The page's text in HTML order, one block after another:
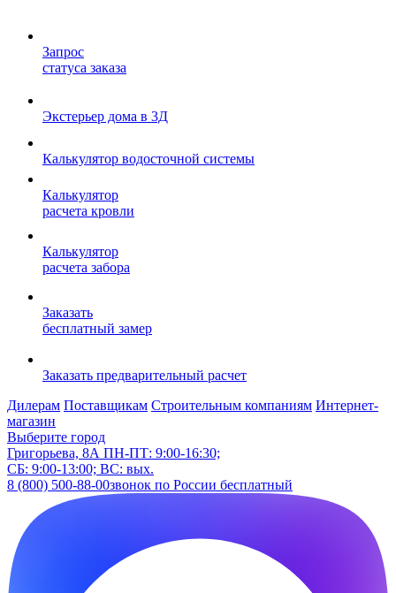
Запрос
статуса заказа
Экстерьер дома в 3Д
Калькулятор водосточной системы
Калькулятор
расчета кровли
Калькулятор
расчета забора
Заказать
бесплатный замер
Заказать предварительный расчет
Дилерам Поставщикам Строительным компаниям Интернет-
магазин
Выберите город
Григорьева, 8А ПН-ПТ: 9:00-16:30;
СБ: 9:00-13:00; ВС: вых.
8 (800) 500-88-00звонок по России бесплатный